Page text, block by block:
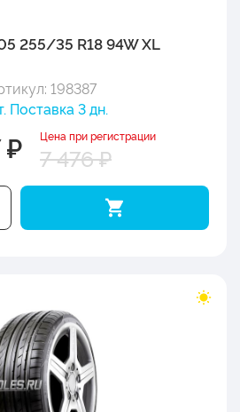
255/35 R18 94W XL
198387
Поставка 3 дн.
₽ Цена при регистрации
7 476 ₽